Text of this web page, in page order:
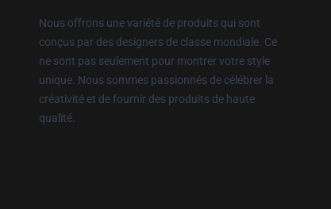
Nous offrons une variété de produits qui sont
conçus par des designers de classe mondiale. Ce
ne sont pas seulement pour montrer votre style
unique. Nous sommes passionnés de célébrer la
créativité et de fournir des produits de haute
qualité.